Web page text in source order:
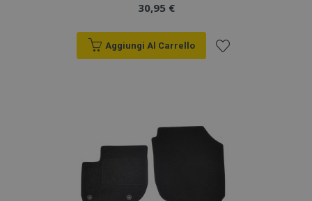
30,95 €
Aggiungi Al Carrello
desideri